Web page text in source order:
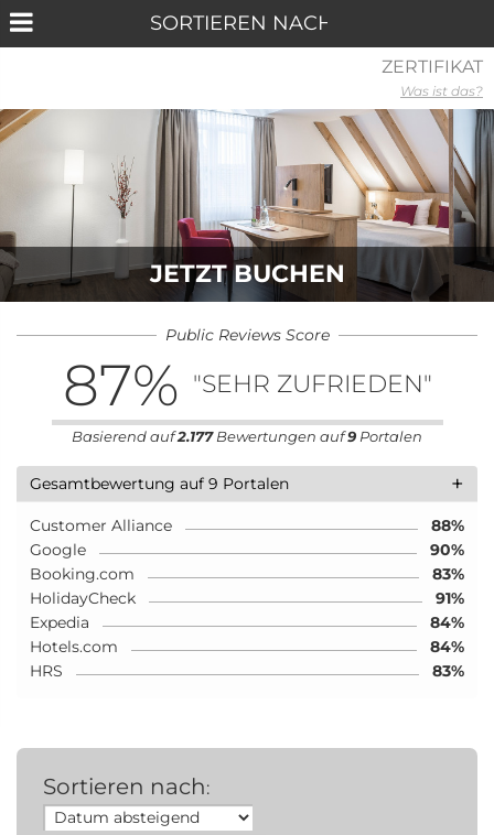
JETZT BUCHEN
Public Reviews Score
87% "SEHR ZUFRIEDEN"
Basierend auf2.177Bewertungen auf9 Portalen
+
Gesamtbewertung auf 9 Portalen
Customer Alliance
88%
Google
90%
Booking.com
83%
HolidayCheck
91%
Expedia
84%
Hotels.com
84%
HRS
83%
Sortieren nach:
ZERTIFIKAT
Was ist das?